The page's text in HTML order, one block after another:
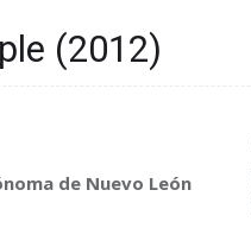
(2012)
de Nuevo León